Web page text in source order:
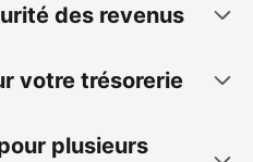
des revenus
votre trésorerie
plusieurs